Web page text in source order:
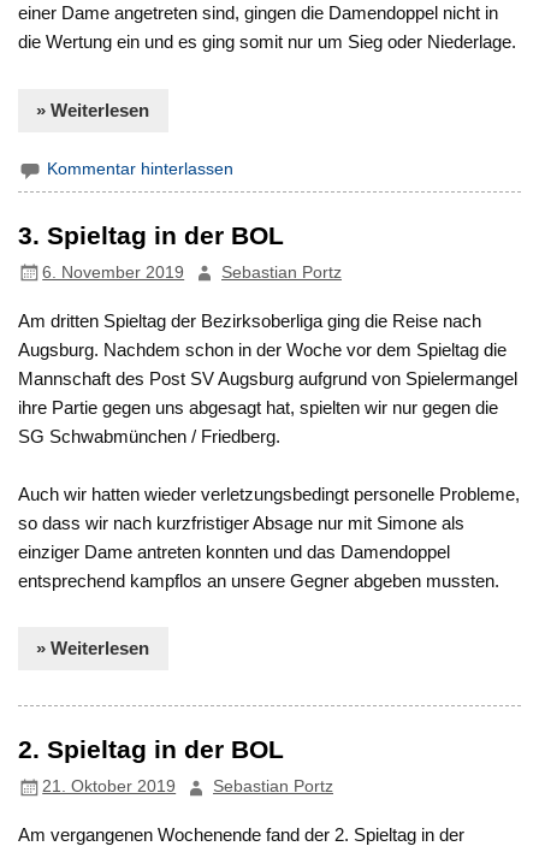
einer Dame angetreten sind, gingen die Damendoppel nicht in
die Wertung ein und es ging somit nur um Sieg oder Niederlage.
» Weiterlesen
Kommentar hinterlassen
3. Spieltag in der BOL
6. November 2019 Sebastian Portz
Am dritten Spieltag der Bezirksoberliga ging die Reise nach
Augsburg. Nachdem schon in der Woche vor dem Spieltag die
Mannschaft des Post SV Augsburg aufgrund von Spielermangel
ihre Partie gegen uns abgesagt hat, spielten wir nur gegen die
SG Schwabmünchen / Friedberg.
Auch wir hatten wieder verletzungsbedingt personelle Probleme,
so dass wir nach kurzfristiger Absage nur mit Simone als
einziger Dame antreten konnten und das Damendoppel
entsprechend kampflos an unsere Gegner abgeben mussten.
» Weiterlesen
2. Spieltag in der BOL
21. Oktober 2019 Sebastian Portz
Am vergangenen Wochenende fand der 2. Spieltag in der